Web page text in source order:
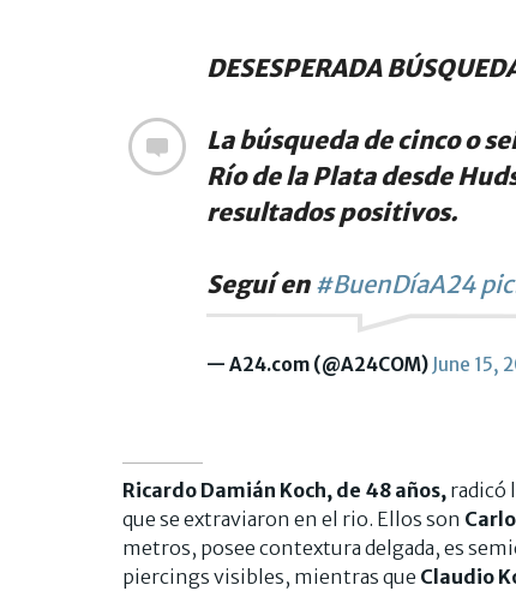
DESESPERADA
La búsqueda de cinco o
Río de la Plata desde
resultados positivos.
Seguí en #BuenDíaA24
— A24.com (@A24COM) June 15,
Ricardo Damián Koch, de 48 años, radicó
que se extraviaron en el rio. Ellos son
metros, posee contextura delgada, es
piercings visibles, mientras que Claudio